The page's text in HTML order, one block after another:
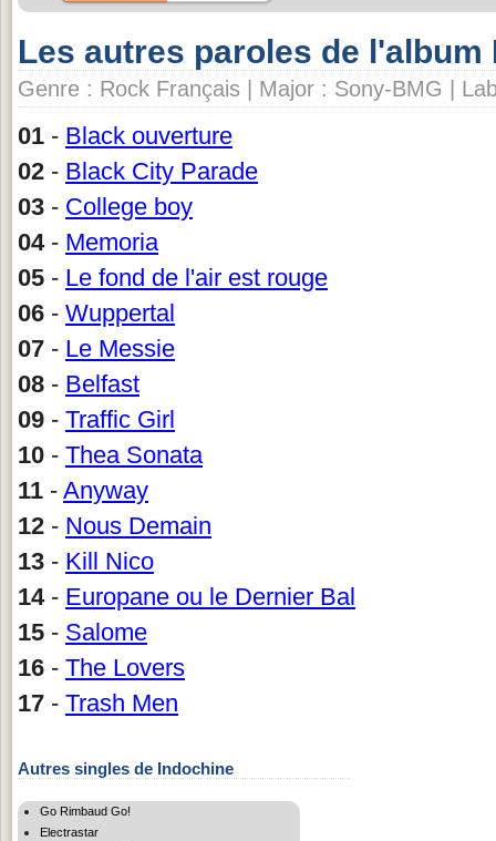
Les autres paroles de l'album
Genre : Rock Français | Major : Sony-BMG |
01 - Black ouverture
02 - Black City Parade
03 - College boy
04- Memoria
05 - Le fond de l'air est rouge
06 - Wuppertal
07 - Le Messie
08 - Belfast
09 - Traffic Girl
10 - Thea Sonata
11 - Anyway
12 - Nous Demain
13 - Kill Nico
14- Europane ou le Dernier Bal
15 - Salome
16 - The Lovers
17 - Trash Men
Autres singles de Indochine
Go Rimbaud Go!
Electrastar